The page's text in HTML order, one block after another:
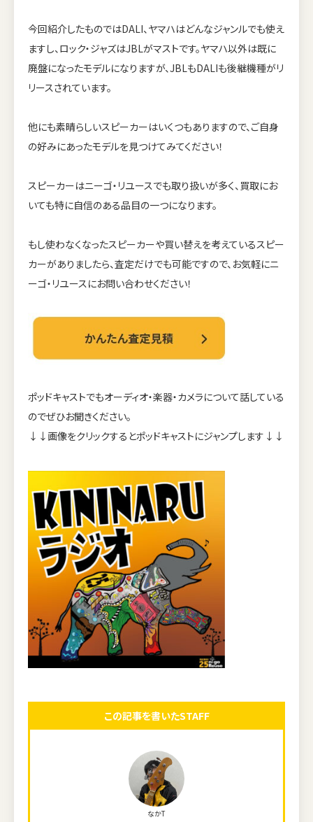
今回紹介したものではDALI、ヤマハはどんなジャンルでも使え
ますし、ロック・ジャズはJBLがマストです。ヤマハ以外は既に
廃盤になったモデルになりますが、JBLもDALIも後継機種がリ
リースされています。
他にも素晴らしいスピーカーはいくつもありますので、ご自身
の好みにあったモデルを見つけてみてください！
スピーカーはニーゴ・リユースでも取り扱いが多く、買取にお
いても特に自信のある品目の一つになります。
もし使わなくなったスピーカーや買い替えを考えているスピー
カーがありましたら、査定だけでも可能ですので、お気軽にニ
ーゴ・リユースにお問い合わせください！
ポッドキャストでもオーディオ・楽器・カメラについて話している
のでぜひお聞きください。
↓↓画像をクリックするとポッドキャストにジャンプします↓↓
この記事を書いたSTAFF
なかT